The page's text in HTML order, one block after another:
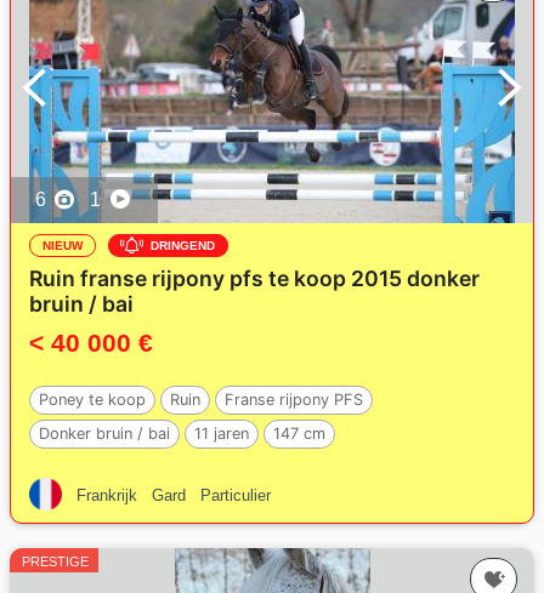
6 1
NIEUW DRINGEND
Ruin franse rijpony pfs te koop 2015 donker
bruin / bai
< 40 000 €
Poney te koop Ruin
Franse rijpony PFS
Donker bruin / bai
11 jaren 147 cm
Frankrijk Gard Particulier
PRESTIGE